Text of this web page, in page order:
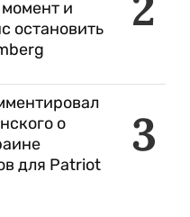
и
остановить
3
о
для Patriot